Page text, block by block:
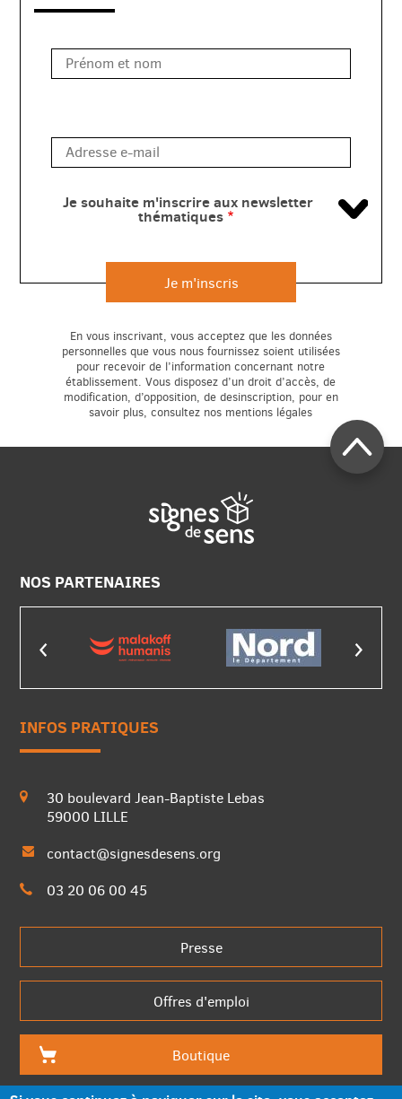
rapide
Je souhaite m'inscrire aux newsletter
thématiques
En vous inscrivant, vous acceptez que les données
personnelles que vous nous fournissez soient utilisées
pour recevoir de l’information concernant notre
établissement. Vous disposez d’un droit d’accès, de
modification, d’opposition, de desinscription, pour en
savoir plus, consultez nos mentions légales
NOS PARTENAIRES
INFOS PRATIQUES
30 boulevard Jean-Baptiste Lebas
59000 LILLE
contact@signesdesens.org
03 20 06 00 45
Presse
Offres d'emploi
Boutique